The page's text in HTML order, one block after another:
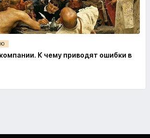
К чему приводят ошибки в